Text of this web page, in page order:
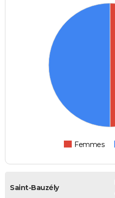
Femmes
Saint-Bauzély